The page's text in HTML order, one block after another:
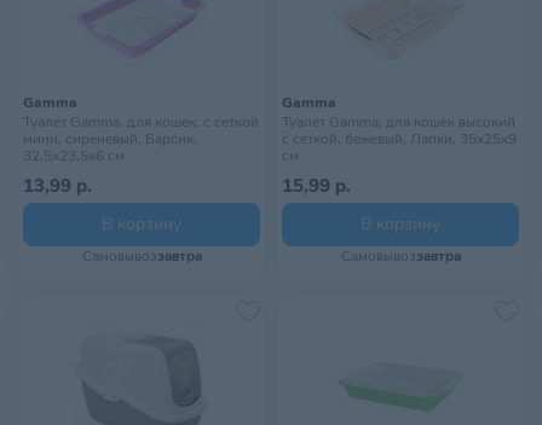
Gamma
Туалет Gamma, для кошек, c сеткой
мини, сиреневый, Барсик,
32,5х23,5х6 см
13,99 р.
В корзину
Самовывоззавтра
Gamma
Туалет Gamma, для кошек высокий
с сеткой, бежевый, Лапки, 35х25х9
см
15,99 р.
В корзину
Самовывоззавтра